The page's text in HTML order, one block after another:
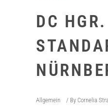
DC
Allgemein By Cornelia